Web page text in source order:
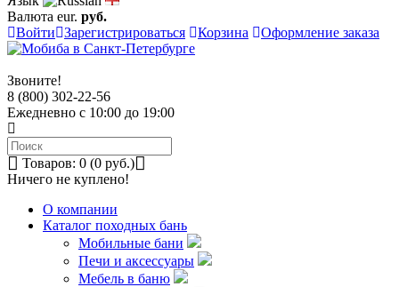
Валюта eur. руб.
Войти
Зарегистрироваться Корзина Оформление заказа
Звоните!
8 (800) 302-22-56
Ежедневно с 10:00 до 19:00
Товаров: 0 (0 руб.)
Ничего не куплено!
О компании
Каталог походных бань
Мобильные бани
Печи и аксессуары
Мебель в баню